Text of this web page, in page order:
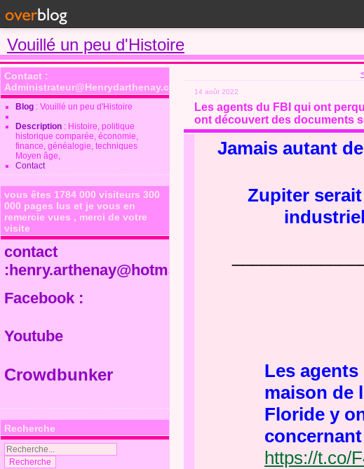
Vouillé un peu d'Histoire
Contact :
Administrateur@Henrydarthenay.com
Blog : Vouillé un peu d'Histoire
Description : Histoire, politique
historique comparée, économie,
finance, généalogie, techniques
Moyen âge,
Contact
vous êtes 1784 000 visiteurs 300
000 pages lus et je vous en
remercie vues , merci de votre
visite
contact
:henry.arthenay@hotmail.fr
Facebook :
Youtube
Crowdbunker
Recherche
14 août 2022
Les agents du FBI qui ont
ont découvert des documents
Jamais autant
Zupiter
Les
maison de
Floride y
https://t.co/